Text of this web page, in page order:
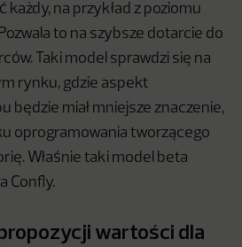
na przykład z poziomu
to na szybsze dotarcie do
Taki model sprawdzi się na
rynku, gdzie aspekt
będzie miał mniejsze znaczenie,
oprogramowania tworzącego
Właśnie taki model beta
Confly.
wartości dla